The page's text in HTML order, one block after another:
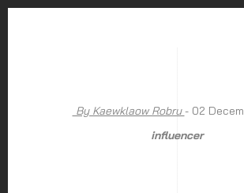
By Kaewklaow Robru- 02
influencer